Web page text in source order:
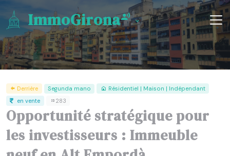
ImmoGirona
Derrière Segunda mano
Résidentiel | Maison | Indépendant
en vente
283
Opportunité stratégique pour
les investisseurs : Immeuble